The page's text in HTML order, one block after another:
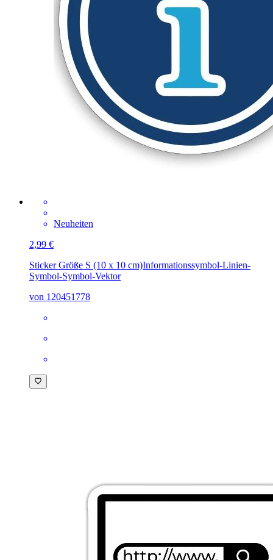
Neuheiten
2,99 €
Sticker Größe S (10 x 10 cm)Informationssymbol-Linien-
Symbol-Symbol-Vektor
von 120451778